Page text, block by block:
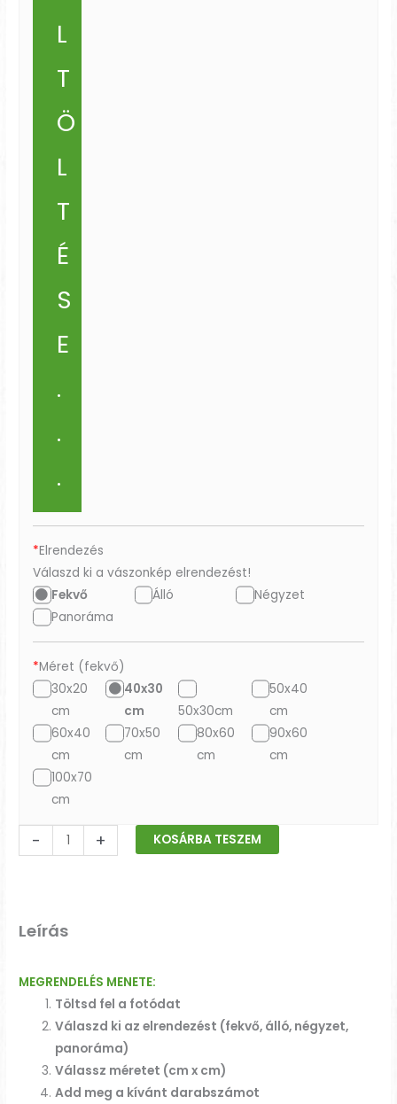
L
T
Ö
L
T
É
S
E
.
.
.
*Elrendezés
Válaszd ki a vászonkép elrendezést!
Fekvő
Álló
Négyzet
Panoráma
*Méret (fekvő)
30x20
cm
40x30
cm
50x30cm
50x40
cm
60x40
cm
70x50
cm
80x60
cm
90x60
cm
100x70
cm
- + KOSÁRBA TESZEM
Leírás
MEGRENDELÉS MENETE:
Töltsd fel a fotódat
Válaszd ki az elrendezést (fekvő, álló, négyzet,
panoráma)
Válassz méretet (cm x cm)
Add meg a kívánt darabszámot